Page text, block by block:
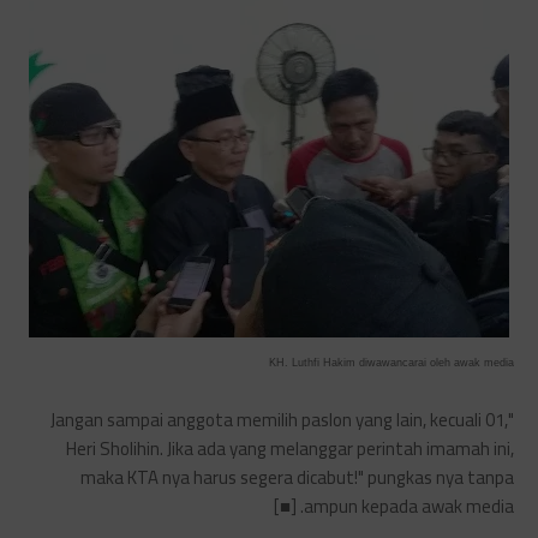
KH. Luthfi Hakim diwawancarai oleh awak media
"Jangan sampai anggota memilih paslon yang lain, kecuali 01,
Heri Sholihin. Jika ada yang melanggar perintah imamah ini,
maka KTA nya harus segera dicabut!" pungkas nya tanpa
ampun kepada awak media. [■]